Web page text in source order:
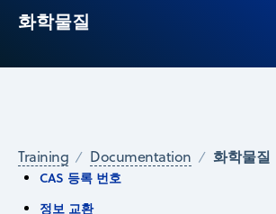
화학물질
Training Documentation 화학물질
CAS 등록 번호
정보 교환